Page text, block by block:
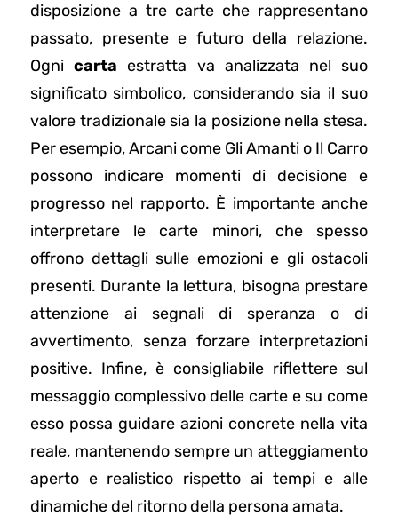
disposizione a tre carte che rappresentano
passato, presente e futuro della relazione.
Ognicartaestratta va analizzata nel suo
significato simbolico, considerando sia il suo
valore tradizionale sia la posizione nella stesa.
Per esempio, Arcani come Gli Amanti o Il Carro
possono indicare momenti di decisione e
progresso nel rapporto. È importante anche
interpretare le carte minori, che spesso
offrono dettagli sulle emozioni e gli ostacoli
presenti. Durante la lettura, bisogna prestare
attenzione ai segnali di speranza o di
avvertimento, senza forzare interpretazioni
positive. Infine, è consigliabile riflettere sul
messaggio complessivo delle carte e su come
esso possa guidare azioni concrete nella vita
reale, mantenendo sempre un atteggiamento
aperto e realistico rispetto ai tempi e alle
dinamiche del ritorno della persona amata.